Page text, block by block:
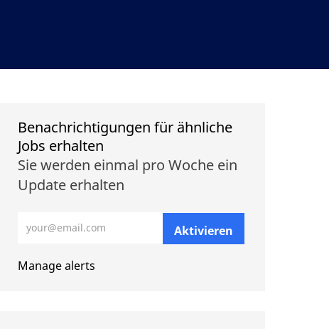
Benachrichtigungen für ähnliche
Jobs erhalten
Sie werden einmal pro Woche ein
Update erhalten
E-Mail-Adresse eingeben (erforderlich)
Aktivieren
Manage alerts